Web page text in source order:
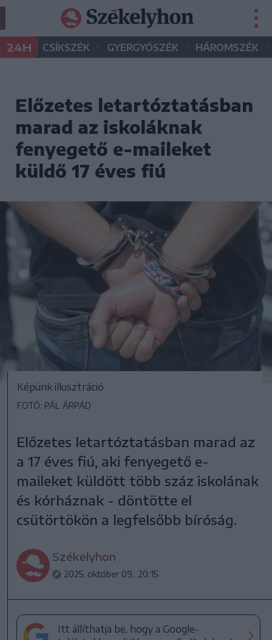
24H CSÍKSZÉK • GYERGYÓSZÉK • HÁROMSZÉK •
Előzetes letartóztatásban
marad az iskoláknak
fenyegető e-maileket
küldő 17 éves fiú
Képünk illusztráció
FOTÓ: PÁL ÁRPÁD
Előzetes letartóztatásban marad az
a 17 éves fiú, aki fenyegető e-
maileket küldött több száz iskolának
és kórháznak - döntötte el
csütörtökön a legfelsőbb bíróság.
Székelyhon
2025. október 09., 20:15
Itt állíthatja be, hogy a Google-